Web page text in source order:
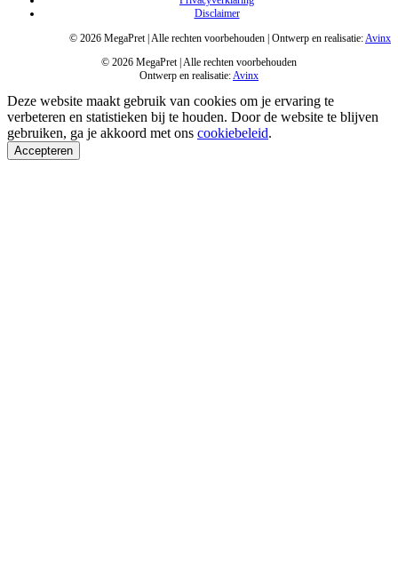
Disclaimer
© 2026 MegaPret | Alle rechten voorbehouden | Ontwerp en realisatie: Avinx
© 2026 MegaPret | Alle rechten voorbehouden
Ontwerp en realisatie: Avinx
Deze website maakt gebruik van cookies om je ervaring te
verbeteren en statistieken bij te houden. Door de website te blijven
gebruiken, ga je akkoord met ons cookiebeleid.
Accepteren